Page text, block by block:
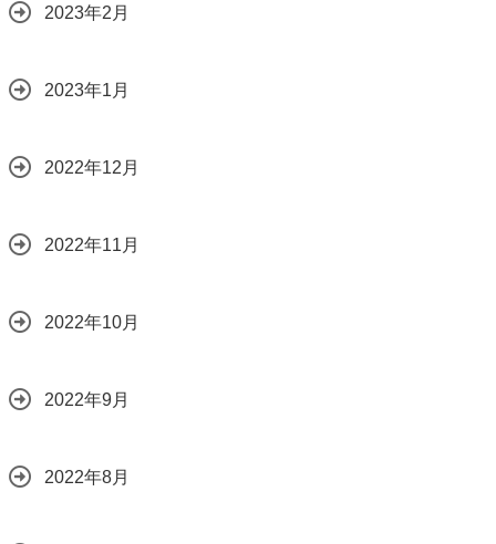
2023年2月
2023年1月
2022年12月
2022年11月
2022年10月
2022年9月
2022年8月